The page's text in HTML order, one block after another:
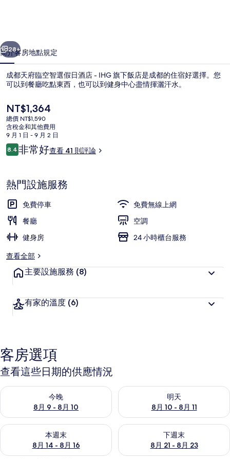
選
假
日
店
IHG
旗
下
飯
店
的
相
片
個 下一個
28+
簡介客房地點規定
成都天府臨空智選假日酒店 - IHG 旗下飯店是成都的住宿好選擇。您
可以到餐廳吃點東西，也可以到健身中心盡情揮灑汗水。
目
前
的
價
格
是
NT$1,364
總價 NT$1,590
含稅金和其他費用
9 月 1 日 - 9 月 2 日
評
論
8.48.4 分，滿分 10 分，
非常好查看 41 則評論
熱門設施服務
免費停車
免費無線上網
餐廳
空調
健身房
24 小時櫃台服務
查看全部
主要設施服務 (8)
有家的溫度 (6)
客房選項
查看這些日期的供應情況
今晚
8月 9 - 8月 10
查看今晚 (8月 9 - 8月 10) 的供應情況
明天
8月 10 - 8月 11
查看明天 (8月 10 - 8月 11) 的
本週末
8月 14 - 8月 16
查看本週末 (8月 14 - 8月 16) 的供應情況
下週末
8月 21 - 8月 23
查看下週末 (8月 21 - 8月 23)